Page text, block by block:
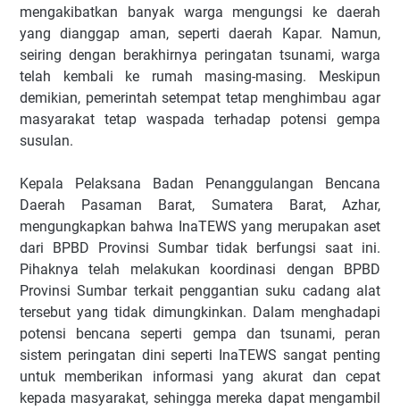
mengakibatkan banyak warga mengungsi ke daerah
yang dianggap aman, seperti daerah Kapar. Namun,
seiring dengan berakhirnya peringatan tsunami, warga
telah kembali ke rumah masing-masing. Meskipun
demikian, pemerintah setempat tetap menghimbau agar
masyarakat tetap waspada terhadap potensi gempa
susulan.
Kepala Pelaksana Badan Penanggulangan Bencana
Daerah Pasaman Barat, Sumatera Barat, Azhar,
mengungkapkan bahwa InaTEWS yang merupakan aset
dari BPBD Provinsi Sumbar tidak berfungsi saat ini.
Pihaknya telah melakukan koordinasi dengan BPBD
Provinsi Sumbar terkait penggantian suku cadang alat
tersebut yang tidak dimungkinkan. Dalam menghadapi
potensi bencana seperti gempa dan tsunami, peran
sistem peringatan dini seperti InaTEWS sangat penting
untuk memberikan informasi yang akurat dan cepat
kepada masyarakat, sehingga mereka dapat mengambil